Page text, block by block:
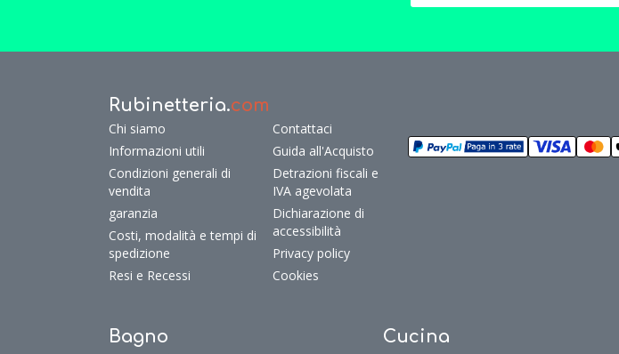
Rubinetteria.com
Chi siamo
Informazioni utili
Condizioni generali di
vendita
garanzia
Costi, modalità e tempi di
spedizione
Resi e Recessi
Contattaci
Guida all'Acquisto
Detrazioni fiscali e
IVA agevolata
Dichiarazione di
accessibilità
Privacy policy
Cookies
Bagno Cucina